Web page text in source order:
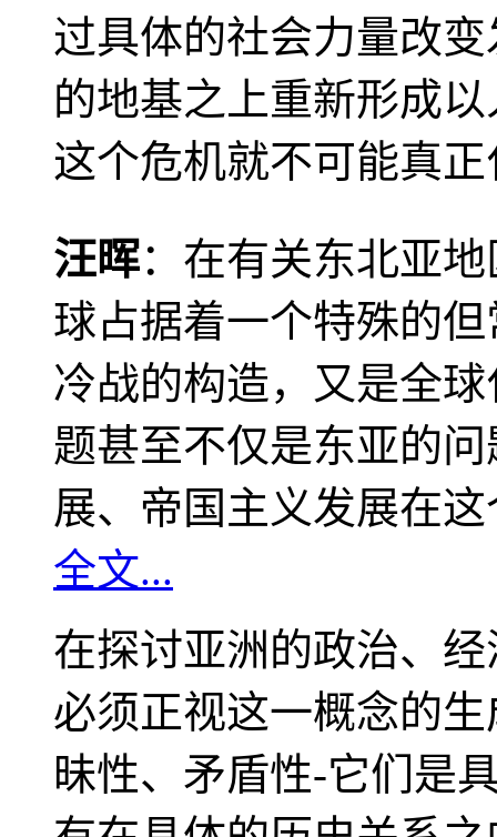
过具体的社会力量改
的地基之上重新形成
这个危机就不可能真
汪晖：在有关东北亚
球占据着一个特殊的
冷战的构造，又是全
题甚至不仅是东亚的
展、帝国主义发展在
全文...
在探讨亚洲的政治、
必须正视这一概念的
昧性、矛盾性-它们是